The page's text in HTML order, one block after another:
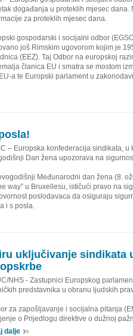
događanja u proteklih mjesec
za proteklih mjesec dana.
gospodarski i socijalni odbor
još Rimskim ugovorom kojim je
(EEZ). Taj Odbor na europskoj
članica EU i smatra se mostom
a te Europski parlament u
– Europska konfederacija sindikata,
Dan žena upozorava na
Međunarodni dan žena (8.
way” u Bruxellesu, ističući pravo na
poslodavaca da osiguraju
i s posla.
uključivanje sindikata
NHS - Zastupnici Europskog
predstavnika u obranu ljudskih
za zapošljavanje i socijalna pitanja
o Prijedlogu direktive o dužnoj
dalje